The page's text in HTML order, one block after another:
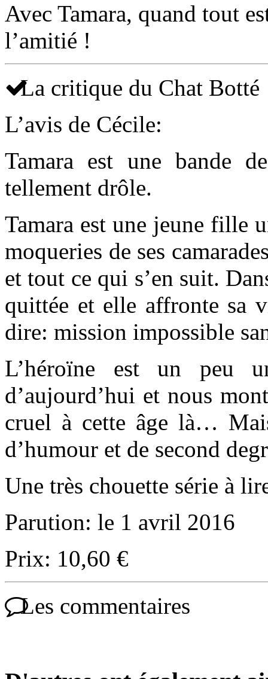
Avec Tamara, quand tout
l’amitié !
La critique du Chat Botté
L’avis de Cécile:
Tamara est une bande
tellement drôle.
Tamara est une jeune fille
moqueries de ses
et tout ce qui s’en suit.
quittée et elle affronte sa
dire: mission impossible
L’héroïne est un peu
d’aujourd’hui et nous
cruel à cette âge là…
d’humour et de second
Une très chouette série à
Parution: le 1 avril 2016
Prix: 10,60 €
Les commentaires